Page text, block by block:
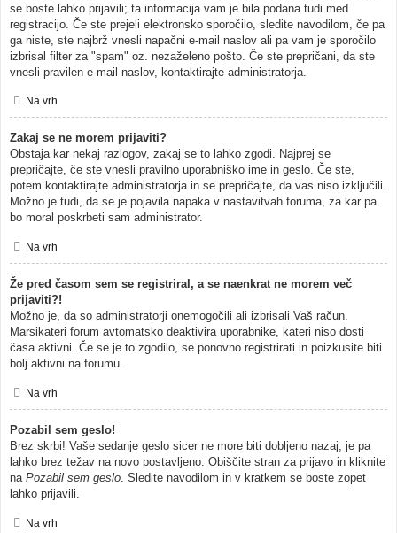
se boste lahko prijavili; ta informacija vam je bila podana tudi med
registracijo. Če ste prejeli elektronsko sporočilo, sledite navodilom, če pa
ga niste, ste najbrž vnesli napačni e-mail naslov ali pa vam je sporočilo
izbrisal filter za "spam" oz. nezaželeno pošto. Če ste prepričani, da ste
vnesli pravilen e-mail naslov, kontaktirajte administratorja.
Na vrh
Zakaj se ne morem prijaviti?
Obstaja kar nekaj razlogov, zakaj se to lahko zgodi. Najprej se
prepričajte, če ste vnesli pravilno uporabniško ime in geslo. Če ste,
potem kontaktirajte administratorja in se prepričajte, da vas niso izključili.
Možno je tudi, da se je pojavila napaka v nastavitvah foruma, za kar pa
bo moral poskrbeti sam administrator.
Na vrh
Že pred časom sem se registriral, a se naenkrat ne morem več
prijaviti?!
Možno je, da so administratorji onemogočili ali izbrisali Vaš račun.
Marsikateri forum avtomatsko deaktivira uporabnike, kateri niso dosti
časa aktivni. Če se je to zgodilo, se ponovno registrirati in poizkusite biti
bolj aktivni na forumu.
Na vrh
Pozabil sem geslo!
Brez skrbi! Vaše sedanje geslo sicer ne more biti dobljeno nazaj, je pa
lahko brez težav na novo postavljeno. Obiščite stran za prijavo in kliknite
na Pozabil sem geslo. Sledite navodilom in v kratkem se boste zopet
lahko prijavili.
Na vrh